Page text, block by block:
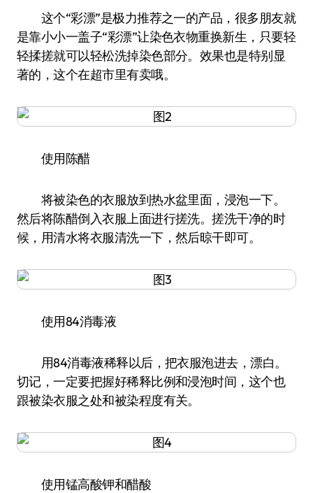
这个“彩漂”是极力推荐之一的产品，很多朋友就
是靠小小一盖子“彩漂”让染色衣物重换新生，只要轻
轻揉搓就可以轻松洗掉染色部分。效果也是特别显
著的，这个在超市里有卖哦。
使用陈醋
将被染色的衣服放到热水盆里面，浸泡一下。
然后将陈醋倒入衣服上面进行搓洗。搓洗干净的时
候，用清水将衣服清洗一下，然后晾干即可。
使用84消毒液
用84消毒液稀释以后，把衣服泡进去，漂白。
切记，一定要把握好稀释比例和浸泡时间，这个也
跟被染衣服之处和被染程度有关。
使用锰高酸钾和醋酸